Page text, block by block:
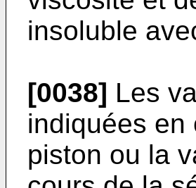
insoluble
[0038] Les
indiquées en
piston ou la